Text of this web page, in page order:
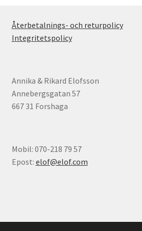
Återbetalnings- och returpolicy
Integritetspolicy
Annika & Rikard Elofsson
Annebergsgatan 57
667 31 Forshaga
Mobil: 070-218 79 57
Epost: elof@elof.com